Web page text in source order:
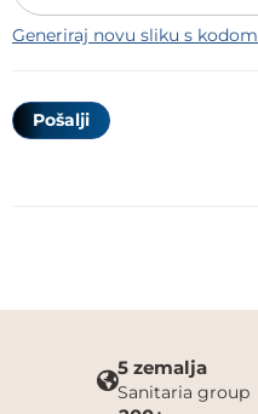
Generiraj novu sliku s kodom
5 zemalja
Sanitaria group